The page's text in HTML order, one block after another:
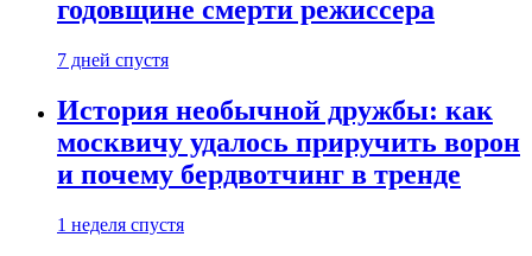
годовщине смерти режиссера
7 дней спустя
История необычной дружбы: как
москвичу удалось приручить ворон
и почему бердвотчинг в тренде
1 неделя спустя